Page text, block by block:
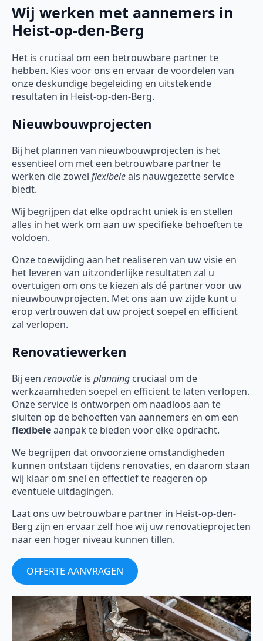
Wij werken met aannemers in
Heist-op-den-Berg
Het is cruciaal om een betrouwbare partner te
hebben. Kies voor ons en ervaar de voordelen van
onze deskundige begeleiding en uitstekende
resultaten in Heist-op-den-Berg.
Nieuwbouwprojecten
Bij het plannen van nieuwbouwprojecten is het
essentieel om met een betrouwbare partner te
werken die zowel flexibeleals nauwgezette service
biedt.
Wij begrijpen dat elke opdracht uniek is en stellen
alles in het werk om aan uw specifieke behoeften te
voldoen.
Onze toewijding aan het realiseren van uw visie en
het leveren van uitzonderlijke resultaten zal u
overtuigen om ons te kiezen als dé partner voor uw
nieuwbouwprojecten. Met ons aan uw zijde kunt u
erop vertrouwen dat uw project soepel en efficiënt
zal verlopen.
Renovatiewerken
Bij een renovatie is planning cruciaal om de
werkzaamheden soepel en efficiënt te laten verlopen.
Onze service is ontworpen om naadloos aan te
sluiten op de behoeften van aannemers en om een
flexibeleaanpak te bieden voor elke opdracht.
We begrijpen dat onvoorziene omstandigheden
kunnen ontstaan tijdens renovaties, en daarom staan
wij klaar om snel en effectief te reageren op
eventuele uitdagingen.
Laat ons uw betrouwbare partner in Heist-op-den-
Berg zijn en ervaar zelf hoe wij uw renovatieprojecten
naar een hoger niveau kunnen tillen.
OFFERTE AANVRAGEN